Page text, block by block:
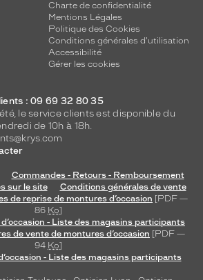
Charte de confidentialité
Mentions Légales
Politique des Cookies
Conditions générales d'utilisation
Accessibilité
Gérer les cookies
: 09 69 32 80 35
le service clients est disponible du
de 10h à 18h.
Commandes - Retours - Remboursement
sur le site
Conditions générales de vente
de reprise de montures d’occasion [PDF —
86 Ko]
- Liste des magasins participants
de vente de montures d’occasion [PDF —
94 Ko]
- Liste des magasins participants